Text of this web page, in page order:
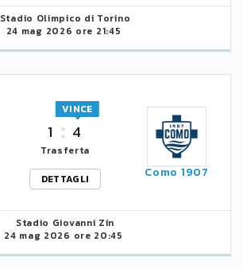
Stadio Olimpico di Torino
24 mag 2026 ore 21:45
1 4
VINCE
Trasferta
DETTAGLI
Como 1907
Stadio Giovanni Zin
24 mag 2026 ore 20:45